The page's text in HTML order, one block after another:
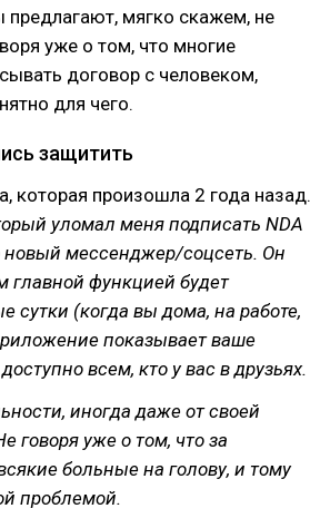
предлагают, мягко скажем, не
уже о том, что многие
договор с человеком,
для чего.
защитить
которая произошла 2 года назад.
уломал меня подписать NDA
мессенджер/соцсеть. Он
главной функцией будет
сутки (когда вы дома, на работе,
показывает ваше
всем, кто у вас в друзьях.
иногда даже от своей
говоря уже о том, что за
больные на голову, и тому
проблемой.